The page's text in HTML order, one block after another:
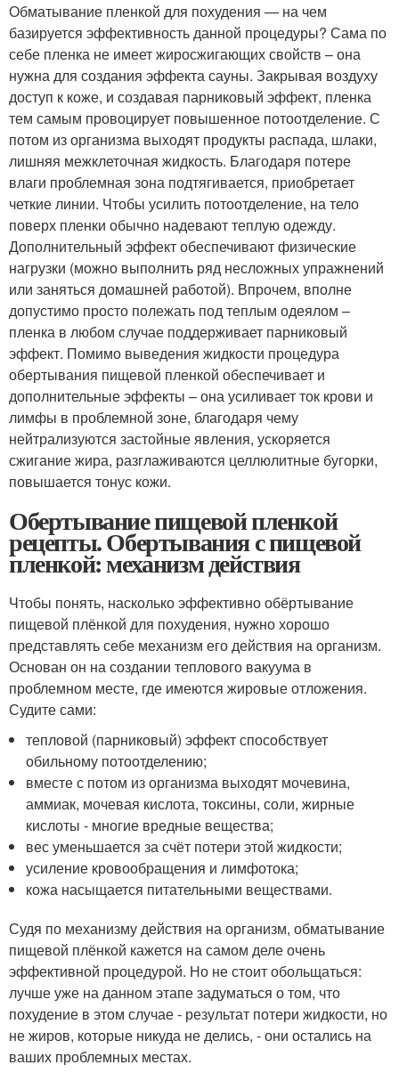
Обматывание пленкой для похудения — на чем
базируется эффективность данной процедуры? Сама по
себе пленка не имеет жиросжигающих свойств – она
нужна для создания эффекта сауны. Закрывая воздуху
доступ к коже, и создавая парниковый эффект, пленка
тем самым провоцирует повышенное потоотделение. С
потом из организма выходят продукты распада, шлаки,
лишняя межклеточная жидкость. Благодаря потере
влаги проблемная зона подтягивается, приобретает
четкие линии. Чтобы усилить потоотделение, на тело
поверх пленки обычно надевают теплую одежду.
Дополнительный эффект обеспечивают физические
нагрузки (можно выполнить ряд несложных упражнений
или заняться домашней работой). Впрочем, вполне
допустимо просто полежать под теплым одеялом –
пленка в любом случае поддерживает парниковый
эффект. Помимо выведения жидкости процедура
обертывания пищевой пленкой обеспечивает и
дополнительные эффекты – она усиливает ток крови и
лимфы в проблемной зоне, благодаря чему
нейтрализуются застойные явления, ускоряется
сжигание жира, разглаживаются целлюлитные бугорки,
повышается тонус кожи.
Обертывание пищевой пленкой
рецепты. Обертывания с пищевой
пленкой: механизм действия
Чтобы понять, насколько эффективно обёртывание
пищевой плёнкой для похудения, нужно хорошо
представлять себе механизм его действия на организм.
Основан он на создании теплового вакуума в
проблемном месте, где имеются жировые отложения.
Судите сами:
тепловой (парниковый) эффект способствует
обильному потоотделению;
вместе с потом из организма выходят мочевина,
аммиак, мочевая кислота, токсины, соли, жирные
кислоты - многие вредные вещества;
вес уменьшается за счёт потери этой жидкости;
усиление кровообращения и лимфотока;
кожа насыщается питательными веществами.
Судя по механизму действия на организм, обматывание
пищевой плёнкой кажется на самом деле очень
эффективной процедурой. Но не стоит обольщаться:
лучше уже на данном этапе задуматься о том, что
похудение в этом случае - результат потери жидкости, но
не жиров, которые никуда не делись, - они остались на
ваших проблемных местах.